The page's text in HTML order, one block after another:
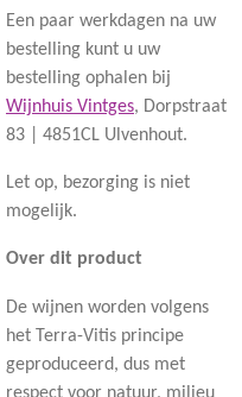
Een paar werkdagen na uw
bestelling kunt u uw
bestelling ophalen bij
Wijnhuis Vintges, Dorpstraat
83 | 4851CL Ulvenhout.
Let op, bezorging is niet
mogelijk.
Over dit product
De wijnen worden volgens
het Terra-Vitis principe
geproduceerd, dus met
respect voor natuur, milieu